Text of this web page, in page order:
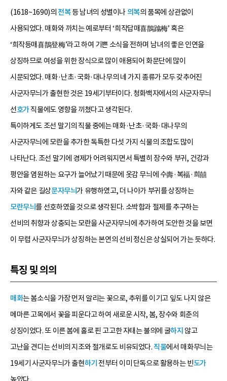
(1618~1690)의전복등 남녀의 성별이나 의복의 품목에 상관없이
사용되었다. 매화와 까치는 예로부터 ‘희작답매喜鵲蹹梅’ 혹은
‘희작등매喜鵲登梅’라고 하여 기쁜 소식을 전하며 남녀의 좋은 인연을
상징하므로 여성을 위한 장식으로 많이 애용되어 화문단에 많이
시문되었다. 매화·난초·국화·대나무의 네 가지 종류가 모두 갖추어진
사군자무늬가 출현한 것은 19세기부터이다. 청화백자에서의 사군자무늬
선호가직물에도 영향을 끼쳤다고 생각된다.
특이하게도 조선 말기의 직물 중에는 매화·난초·국화·대나무의
사군자무늬에 모란을 추가한 독특한 다섯 가지 식물의 조합도 많이
나타난다. 조선 말기에 경제가 어려워지면서 특별히 장수와 부귀, 건강과
평안을 염원하는 요구가 늘어났기 때문에 옷감 무늬에 수壽·복福·희囍
자와 같은 길상문자무늬가 유행하였고, 더 나아가 부귀를 상징하는
모란무늬를 선호하였을 것으로 생각된다. 소박함과 절제를 추구하는
선비의 취향과 상충되는 모란을 사군자무늬에 추가하여 도안한 것을 보면
이 무렵 사군자무늬가 상징하는 본연의 선비 정신은 상실되어 가는 듯하다.
특징 및 의의
매화는 봄소식을 가장 먼저 알리는 꽃으로, 추위를 이기고 잎도 나지 않은
메마른 고목에서 꽃을 피운다고 하여 새로운 시작, 봄, 장수와 회춘의
상징이었다. 또 이른 봄에 홀로 핀 고고한 자태는 불의에 굴하지 않고
고난을 견디는 선비의 지조와 절개로도 비유되었다.직물에서 매화무늬는
19세기 사군자무늬가 출현하기 전부터 이미 단독으로 활용하는 빈도가